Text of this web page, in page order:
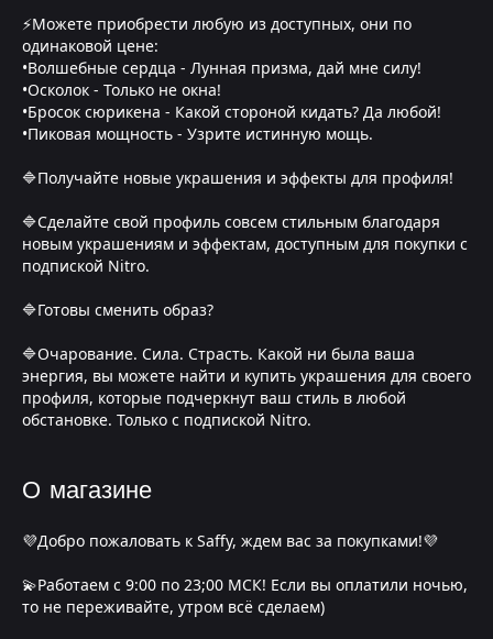
⚡Можете приобрести любую из доступных, они по
одинаковой цене:
•Волшебные сердца - Лунная призма, дай мне силу!
•Осколок - Только не окна!
•Бросок сюрикена - Какой стороной кидать? Да любой!
•Пиковая мощность - Узрите истинную мощь.
🔷Получайте новые украшения и эффекты для профиля!
🔷Сделайте свой профиль совсем стильным благодаря
новым украшениям и эффектам, доступным для покупки с
подпиской Nitro.
🔷Готовы сменить образ?
🔷Очарование. Сила. Страсть. Какой ни была ваша
энергия, вы можете найти и купить украшения для своего
профиля, которые подчеркнут ваш стиль в любой
обстановке. Только с подпиской Nitro.
О магазине
💜Добро пожаловать к Saffy, ждем вас за покупками!💜
💫Работаем с 9:00 по 23;00 МСК! Если вы оплатили ночью,
то не переживайте, утром всё сделаем)